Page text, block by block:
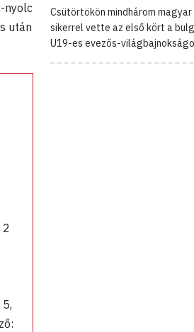
nyolc
után
2
Csütörtökön mindhárom
sikerrel vette az első kört a
U19-es evezős-